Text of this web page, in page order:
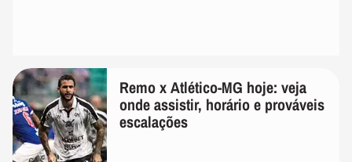
Remo x Atlético-MG hoje: veja
onde assistir, horário e prováveis
escalações